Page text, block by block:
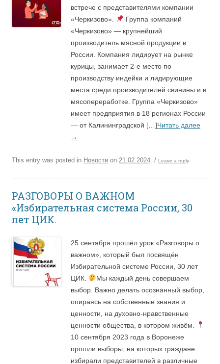
встрече с представителями компании
«Черкизово».
Группа компаний
«Черкизово» — крупнейший
производитель мясной продукции в
России. Компания лидирует на рынке
курицы, занимает 2-е место по
производству индейки и лидирующие
места среди производителей свинины и в
мясопереработке. Группа «Черкизово»
имеет предприятия в 18 регионах России
— от Калининградской […]Читать далее
→
This entry was posted in Новости on 21.02.2024 / Leave a reply
РАЗГОВОРЫ О ВАЖНОМ
«Избирательная система России, 30
лет ЦИК.
25 сентября прошёл урок «Разговоры о
важном», который был посвящён
Избирательной системе России, 30 лет
ЦИК.
Мы каждый день совершаем
выбор. Важно делать осознанный выбор,
опираясь на собственные знания и
ценности, на духовно-нравственные
ценности общества, в котором живём.
10 сентября 2023 года в Воронеже
прошли выборы, на которых граждане
избирали представителей в различные